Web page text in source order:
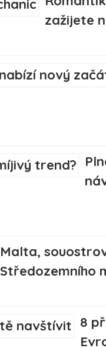
zažijete
Malta,
Středozemního
8